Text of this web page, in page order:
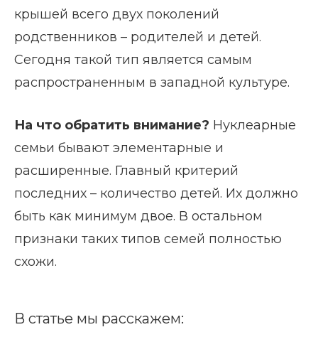
крышей всего двух поколений
родственников – родителей и детей.
Сегодня такой тип является самым
распространенным в западной культуре.
На что обратить внимание? Нуклеарные
семьи бывают элементарные и
расширенные. Главный критерий
последних – количество детей. Их должно
быть как минимум двое. В остальном
признаки таких типов семей полностью
схожи.
В статье мы расскажем: